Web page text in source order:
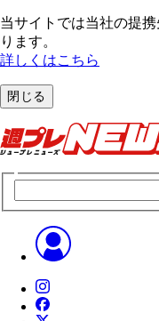
当サイトでは当社の提
ります。
詳しくはこちら
閉じる